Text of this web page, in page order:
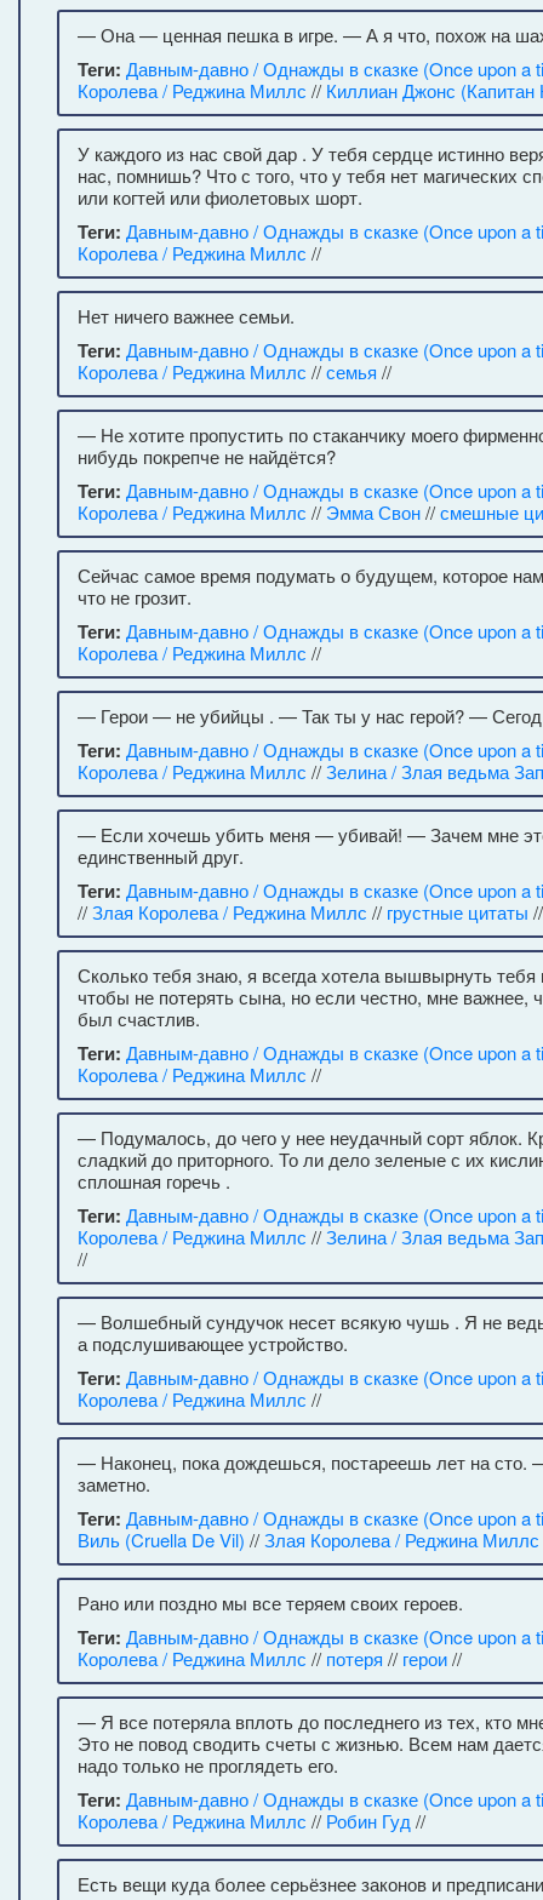
— Она — ценная пешка в игре. — А я что, похож на
Теги: Давным-давно / Однажды в сказке (Once upon a
Королева / Реджина Миллс // Киллиан Джонс (Капитан
У каждого из нас свой дар . У тебя сердце истинно
нас, помнишь? Что с того, что у тебя нет магических
или когтей или фиолетовых шорт.
Теги: Давным-давно / Однажды в сказке (Once upon a
Королева / Реджина Миллс //
Нет ничего важнее семьи.
Теги: Давным-давно / Однажды в сказке (Once upon a
Королева / Реджина Миллс //семья //
— Не хотите пропустить по стаканчику моего
нибудь покрепче не найдётся?
Теги: Давным-давно / Однажды в сказке (Once upon a
Королева / Реджина Миллс // Эмма Свон//смешные
Сейчас самое время подумать о будущем, которое
что не грозит.
Теги: Давным-давно / Однажды в сказке (Once upon a
Королева / Реджина Миллс //
— Герои — не убийцы . — Так ты у нас герой? —
Теги: Давным-давно / Однажды в сказке (Once upon a
Королева / Реджина Миллс //Зелина / Злая ведьма
— Если хочешь убить меня — убивай! — Зачем мне
единственный друг.
Теги: Давным-давно / Однажды в сказке (Once upon a
//Злая Королева / Реджина Миллс // грустные цитаты
Сколько тебя знаю, я всегда хотела вышвырнуть тебя
чтобы не потерять сына, но если честно, мне важнее,
был счастлив.
Теги: Давным-давно / Однажды в сказке (Once upon a
Королева / Реджина Миллс //
— Подумалось, до чего у нее неудачный сорт яблок.
сладкий до приторного. То ли дело зеленые с их
сплошная горечь .
Теги: Давным-давно / Однажды в сказке (Once upon a
Королева / Реджина Миллс //Зелина / Злая ведьма
//
— Волшебный сундучок несет всякую чушь . Я не
а подслушивающее устройство.
Теги: Давным-давно / Однажды в сказке (Once upon a
Королева / Реджина Миллс //
— Наконец, пока дождешься, постареешь лет на сто.
заметно.
Теги: Давным-давно / Однажды в сказке (Once upon a
Виль (Cruella De Vil) //Злая Королева / Реджина Миллс
Рано или поздно мы все теряем своих героев.
Теги: Давным-давно / Однажды в сказке (Once upon a
Королева / Реджина Миллс // потеря // герои//
— Я все потеряла вплоть до последнего из тех, кто
Это не повод сводить счеты с жизнью. Всем нам
надо только не проглядеть его.
Теги: Давным-давно / Однажды в сказке (Once upon a
Королева / Реджина Миллс // Робин Гуд //
Есть вещи куда более серьёзнее законов и